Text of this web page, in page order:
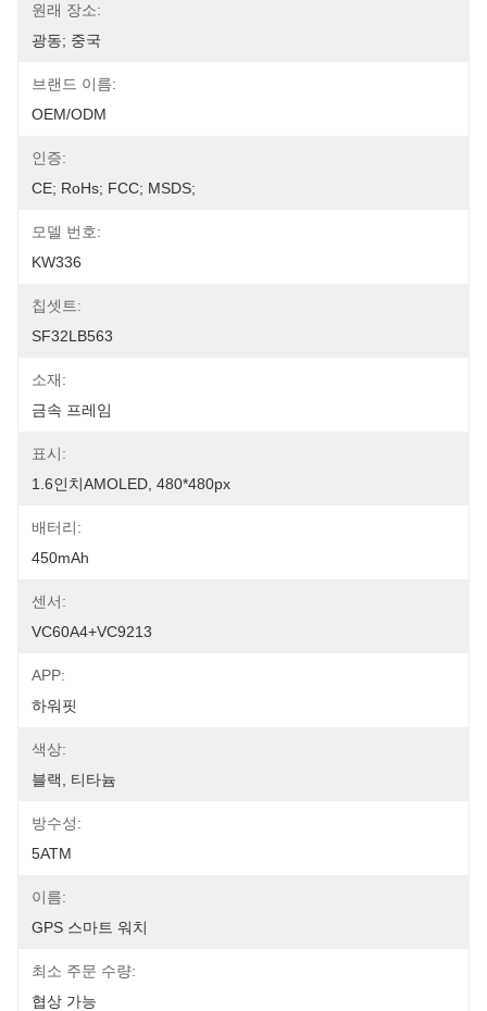
원래 장소:
광동; 중국
브랜드 이름:
OEM/ODM
인증:
CE; RoHs; FCC; MSDS;
모델 번호:
KW336
칩셋트:
SF32LB563
소재:
금속 프레임
표시:
1.6인치AMOLED, 480*480px
배터리:
450mAh
센서:
VC60A4+VC9213
APP:
하워핏
색상:
블랙, 티타늄
방수성:
5ATM
이름:
GPS 스마트 워치
최소 주문 수량:
협상 가능